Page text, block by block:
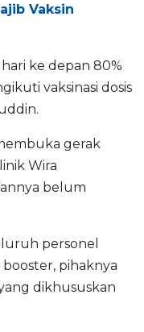
Vaksin
ke depan 80%
vaksinasi dosis
gerak
Wira
belum
personel
pihaknya
dikhususkan